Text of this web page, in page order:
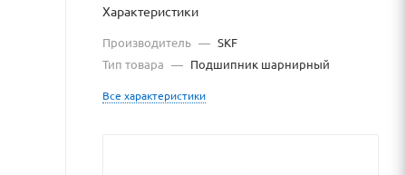
Характеристики
Производитель — SKF
Тип товара — Подшипник шарнирный
Все характеристики